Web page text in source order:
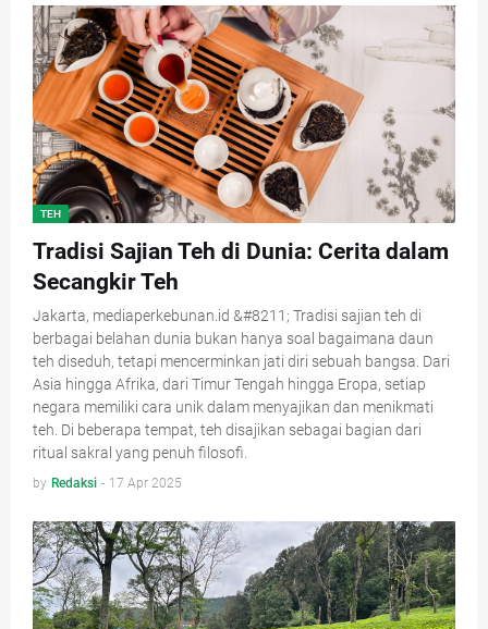
TEH
Tradisi Sajian Teh di Dunia: Cerita dalam
Secangkir Teh
Jakarta, mediaperkebunan.id &#8211; Tradisi sajian teh di
berbagai belahan dunia bukan hanya soal bagaimana daun
teh diseduh, tetapi mencerminkan jati diri sebuah bangsa. Dari
Asia hingga Afrika, dari Timur Tengah hingga Eropa, setiap
negara memiliki cara unik dalam menyajikan dan menikmati
teh. Di beberapa tempat, teh disajikan sebagai bagian dari
ritual sakral yang penuh filosofi.
by Redaksi - 17 Apr 2025